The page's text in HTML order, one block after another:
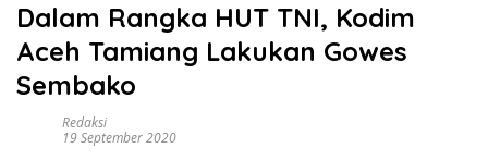
Dalam Rangka HUT TNI, Kodim
Aceh Tamiang Lakukan Gowes
Sembako
Redaksi
19 September 2020